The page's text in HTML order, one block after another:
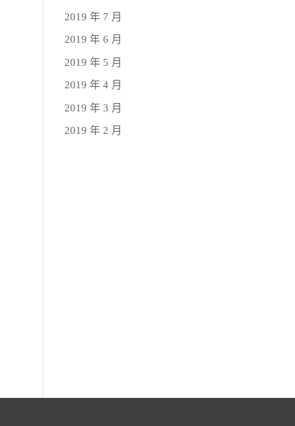
2019 年 7 月
2019 年 6 月
2019 年 5 月
2019 年 4 月
2019 年 3 月
2019 年 2 月